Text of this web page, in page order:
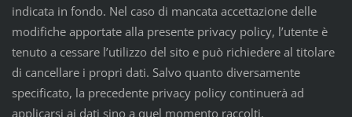
indicata in fondo. Nel caso di mancata accettazione delle
modifiche apportate alla presente privacy policy, l’utente è
tenuto a cessare l’utilizzo del sito e può richiedere al titolare
di cancellare i propri dati. Salvo quanto diversamente
specificato, la precedente privacy policy continuerà ad
applicarsi ai dati sino a quel momento raccolti.